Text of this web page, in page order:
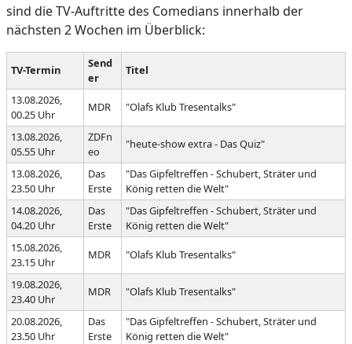
sind die TV-Auftritte des Comedians innerhalb der
nächsten 2 Wochen im Überblick:
TV-Termin
Send
er
Titel
13.08.2026,
00.25 Uhr
MDR "Olafs Klub Tresentalks"
13.08.2026,
05.55 Uhr
ZDFn
eo
"heute-show extra - Das Quiz"
13.08.2026,
23.50 Uhr
Das
Erste
"Das Gipfeltreffen - Schubert, Sträter und
König retten die Welt"
14.08.2026,
04.20 Uhr
Das
Erste
"Das Gipfeltreffen - Schubert, Sträter und
König retten die Welt"
15.08.2026,
23.15 Uhr
MDR "Olafs Klub Tresentalks"
19.08.2026,
23.40 Uhr
MDR "Olafs Klub Tresentalks"
20.08.2026,
23.50 Uhr
Das
Erste
"Das Gipfeltreffen - Schubert, Sträter und
König retten die Welt"